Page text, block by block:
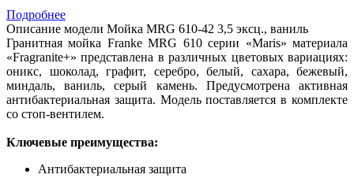
Подробнее
Описание модели Мойка MRG 610-42 3,5 эксц., ваниль
Гранитная мойка Franke MRG 610 серии «Maris» материала
«Fragranite+» представлена в различных цветовых вариациях:
оникс, шоколад, графит, серебро, белый, сахара, бежевый,
миндаль, ваниль, серый камень. Предусмотрена активная
антибактериальная защита. Модель поставляется в комплекте
со стоп-вентилем.
Ключевые преимущества:
Антибактериальная защита